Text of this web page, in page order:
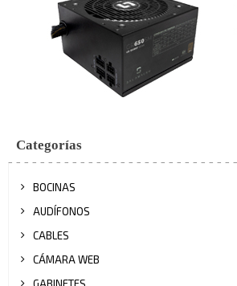
Categorías
BOCINAS
AUDÍFONOS
CABLES
CÁMARA WEB